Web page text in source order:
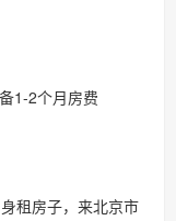
1-2个月房费
租房子，来北京市